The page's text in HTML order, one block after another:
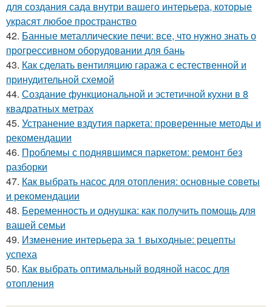
для создания сада внутри вашего интерьера, которые
украсят любое пространство
42. Банные металлические печи: все, что нужно знать о
прогрессивном оборудовании для бань
43. Как сделать вентиляцию гаража с естественной и
принудительной схемой
44. Создание функциональной и эстетичной кухни в 8
квадратных метрах
45. Устранение вздутия паркета: проверенные методы и
рекомендации
46. Проблемы с поднявшимся паркетом: ремонт без
разборки
47. Как выбрать насос для отопления: основные советы
и рекомендации
48. Беременность и однушка: как получить помощь для
вашей семьи
49. Изменение интерьера за 1 выходные: рецепты
успеха
50. Как выбрать оптимальный водяной насос для
отопления